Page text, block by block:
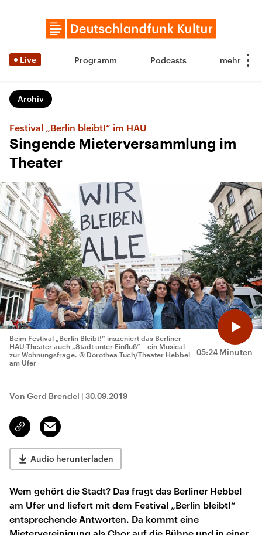
Live Programm Podcasts
Archiv
Festival „Berlin bleibt!“ im HAU
Singende Mieterversammlung im
Theater
05:24 Minuten
Beim Festival „Berlin Bleibt!“ inszeniert das Berliner
HAU-Theater auch „Stadt unter Einfluß“ – ein Musical
zur Wohnungsfrage. © Dorothea Tuch/Theater Hebbel
am Ufer
Von Gerd Brendel | 30.09.2019
Link
kopieren/teilen
Email
Audio herunterladen
Wem gehört die Stadt? Das fragt das Berliner Hebbel
am Ufer und liefert mit dem Festival „Berlin bleibt!“
entsprechende Antworten. Da kommt eine